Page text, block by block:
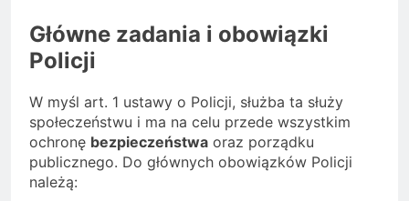
Główne zadania i obowiązki
Policji
W myśl art. 1 ustawy o Policji, służba ta służy
społeczeństwu i ma na celu przede wszystkim
ochronę bezpieczeństwa oraz porządku
publicznego. Do głównych obowiązków Policji
należą: